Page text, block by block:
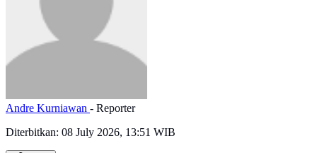
Andre Kurniawan - Reporter
Diterbitkan: 08 July 2026, 13:51 WIB